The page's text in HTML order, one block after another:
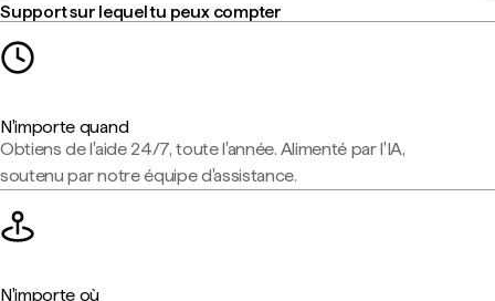
Support sur lequel tu peux compter
N'importe quand
Obtiens de l'aide 24/7, toute l'année. Alimenté par l'IA,
soutenu par notre équipe d'assistance.
N'importe où